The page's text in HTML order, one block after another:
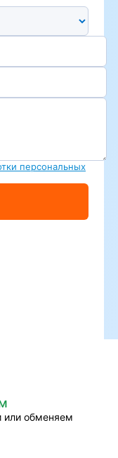
персональных
или обменяем